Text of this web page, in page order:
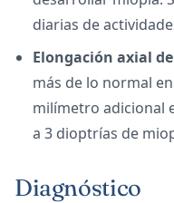
diarias de
Elongación axial
más de lo normal
milímetro adicional
a 3 dioptrías de
Diagnóstico